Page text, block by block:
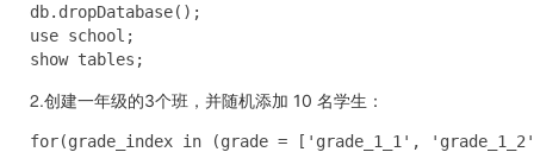
db.dropDatabase();
use school;
show tables;
2.创建一年级的3个班，并随机添加 10 名学生：
for(grade_index in (grade = ['grade_1_1',